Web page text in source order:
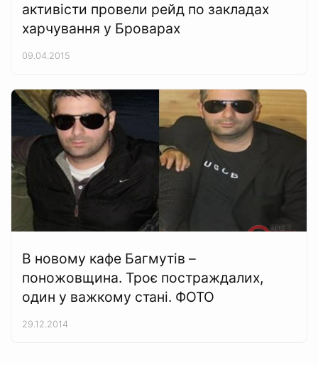
активісти провели рейд по закладах
харчування у Броварах
09.04.2015
В новому кафе Багмутів –
поножовщина. Троє постраждалих,
один у важкому стані. ФОТО
29.12.2014